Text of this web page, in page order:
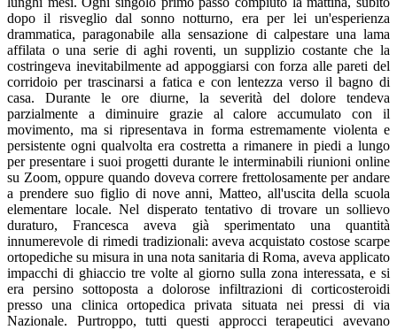
dopo il risveglio dal sonno notturno, era per lei un'esperienza
drammatica, paragonabile alla sensazione di calpestare una lama
affilata o una serie di aghi roventi, un supplizio costante che la
costringeva inevitabilmente ad appoggiarsi con forza alle pareti del
corridoio per trascinarsi a fatica e con lentezza verso il bagno di
casa. Durante le ore diurne, la severità del dolore tendeva
parzialmente a diminuire grazie al calore accumulato con il
movimento, ma si ripresentava in forma estremamente violenta e
persistente ogni qualvolta era costretta a rimanere in piedi a lungo
per presentare i suoi progetti durante le interminabili riunioni online
su Zoom, oppure quando doveva correre frettolosamente per andare
a prendere suo figlio di nove anni, Matteo, all'uscita della scuola
elementare locale. Nel disperato tentativo di trovare un sollievo
duraturo, Francesca aveva già sperimentato una quantità
innumerevole di rimedi tradizionali: aveva acquistato costose scarpe
ortopediche su misura in una nota sanitaria di Roma, aveva applicato
impacchi di ghiaccio tre volte al giorno sulla zona interessata, e si
era persino sottoposta a dolorose infiltrazioni di corticosteroidi
presso una clinica ortopedica privata situata nei pressi di via
Nazionale. Purtroppo, tutti questi approcci terapeutici avevano